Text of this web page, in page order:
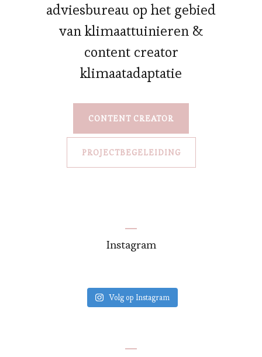
adviesbureau op het gebied
van klimaattuinieren &
content creator
klimaatadaptatie
CONTENT CREATOR
PROJECTBEGELEIDING
Instagram
Volg op Instagram